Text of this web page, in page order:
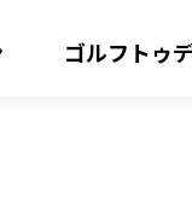
ゴルフトゥ